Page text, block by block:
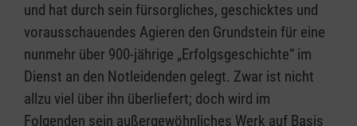
und hat durch sein fürsorgliches, geschicktes und
vorausschauendes Agieren den Grundstein für eine
nunmehr über 900-jährige „Erfolgsgeschichte“ im
Dienst an den Notleidenden gelegt. Zwar ist nicht
allzu viel über ihn überliefert; doch wird im
Folgenden sein außergewöhnliches Werk auf Basis